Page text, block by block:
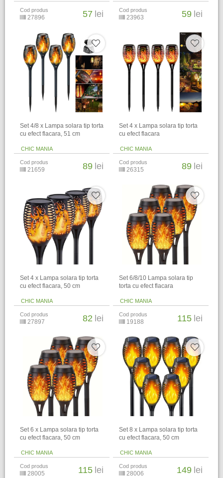
Cod produs
27896 57 lei Cod produs
23963 59 lei
Set 4/8 x Lampa solara tip torta
cu efect flacara, 51 cm
CHIC MANIA
Cod produs
21659 89 lei
Set 4 x Lampa solara tip torta
cu efect flacara
CHIC MANIA
Cod produs
26315 89 lei
Set 4 x Lampa solara tip torta
cu efect flacara, 50 cm
CHIC MANIA
Cod produs
27897 82 lei
Set 6/8/10 Lampa solara tip
torta cu efect flacara
CHIC MANIA
Cod produs
19188 115 lei
Set 6 x Lampa solara tip torta
cu efect flacara, 50 cm
CHIC MANIA
Cod produs
28005 115 lei
Set 8 x Lampa solara tip torta
cu efect flacara, 50 cm
CHIC MANIA
Cod produs
28006 149 lei